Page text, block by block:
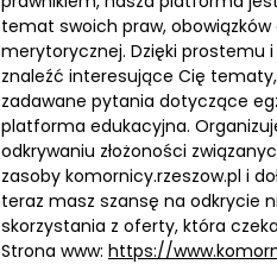
temat swoich praw,
merytorycznej. Dzięki prostemu
znaleźć interesujące Cię
zadawane pytania dotyczące
platforma edukacyjna.
odkrywaniu złożoności
zasoby komornicy.rzeszow.pl i
teraz masz szansę na odkrycie
skorzystania z oferty, która
Strona www: https://